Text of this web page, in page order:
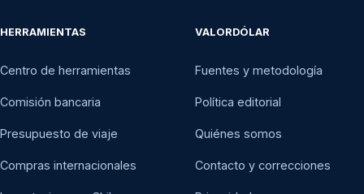
HERRAMIENTAS
Centro de herramientas
Comisión bancaria
Presupuesto de viaje
Compras internacionales
VALORDÓLAR
Fuentes y metodología
Política editorial
Quiénes somos
Contacto y correcciones